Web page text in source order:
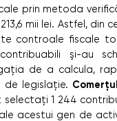
prin metoda
mii lei. Astfel, din
controale ﬁscale
şi-au
de a calcula,
legislaţie.
1 244
acestui gen de